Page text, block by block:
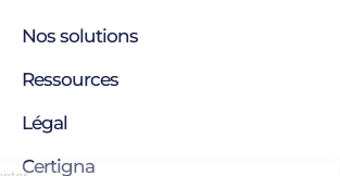
Nos solutions
Signature en ligne
Certificat personne morale
Ressources
Support
Blog
Légal
Mentions légales
Certigna